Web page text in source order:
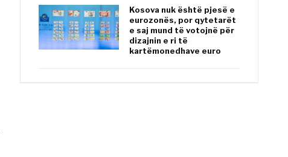
Kosova nuk është pjesë e
eurozonës, por qytetarët
e saj mund të votojnë për
dizajnin e ri të
kartëmonedhave euro